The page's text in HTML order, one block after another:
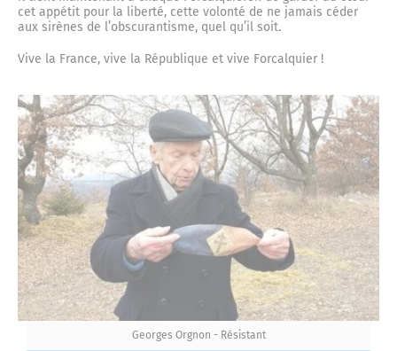
cet appétit pour la liberté, cette volonté de ne jamais céder
aux sirènes de l’obscurantisme, quel qu’il soit.
Vive la France, vive la République et vive Forcalquier !
Georges Orgnon - Résistant